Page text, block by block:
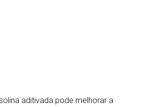
aditivada pode melhorar a